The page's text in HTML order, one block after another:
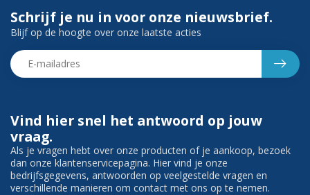
Vind hier snel het antwoord op jouw
vraag.
Als je vragen hebt over onze producten of je aankoop, bezoek
dan onze klantenservicepagina. Hier vind je onze
bedrijfsgegevens, antwoorden op veelgestelde vragen en
verschillende manieren om contact met ons op te nemen.
Schrijf je nu in voor onze nieuwsbrief.
Blijf op de hoogte over onze laatste acties